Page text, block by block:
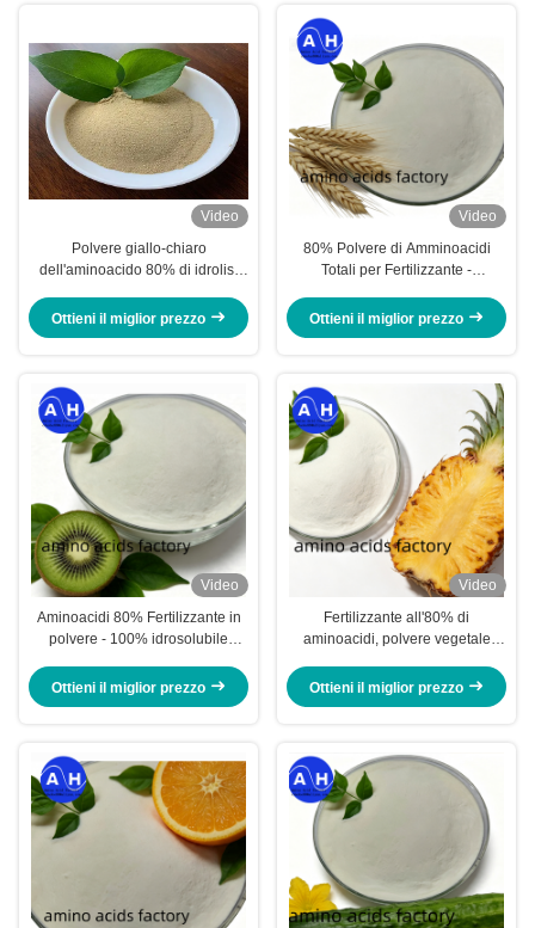
Video
Polvere giallo-chiaro
dell'aminoacido 80% di idrolisi
Ottieni il miglior prezzo
Video
80% Polvere di Amminoacidi
Totali per Fertilizzante -
amminoacidi proteici di mais
100% idrosolubile e non OGM
Ottieni il miglior prezzo
Video
Aminoacidi 80% Fertilizzante in
polvere - 100% idrosolubile
aminoacidi totali
Ottieni il miglior prezzo
Video
Fertilizzante all'80% di
aminoacidi, polvere vegetale
l'agricoltura biologica
Ottieni il miglior prezzo